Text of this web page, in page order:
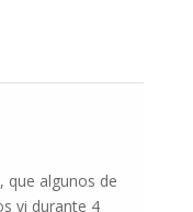
que algunos de
vi durante 4